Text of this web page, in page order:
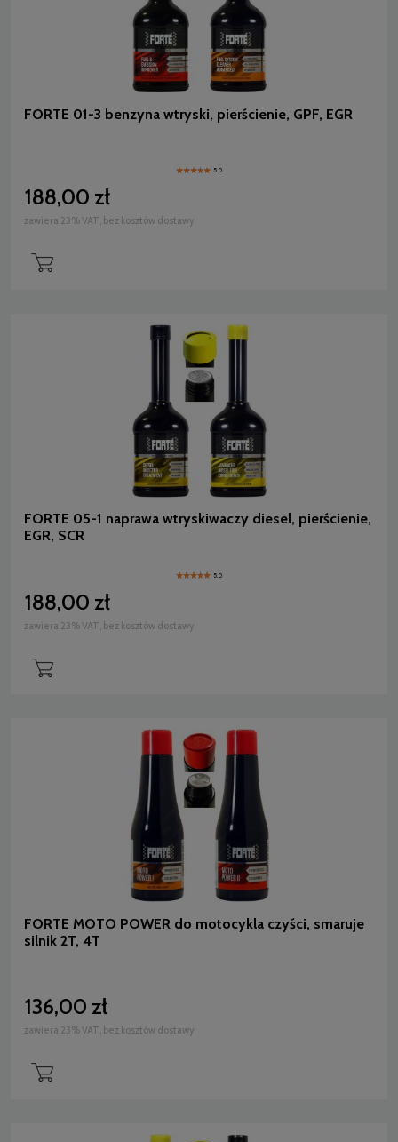
FORTE 01-3 benzyna wtryski, pierścienie, GPF, EGR
5.0
188,00 zł
zawiera 23% VAT, bez kosztów dostawy
FORTE 05-1 naprawa wtryskiwaczy diesel, pierścienie,
EGR, SCR
5.0
188,00 zł
zawiera 23% VAT, bez kosztów dostawy
FORTE MOTO POWER do motocykla czyści, smaruje
silnik 2T, 4T
136,00 zł
zawiera 23% VAT, bez kosztów dostawy